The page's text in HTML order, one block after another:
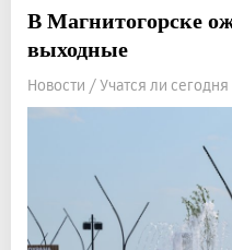
В Магнитогорске
выходные
Новости / Учатся ли